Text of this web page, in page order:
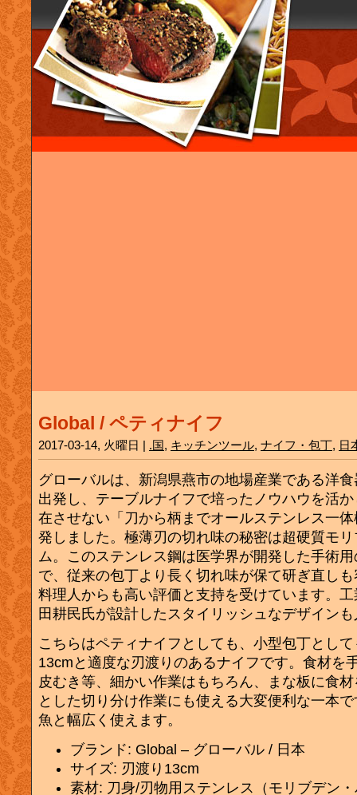
Global / ペティナイフ
2017-03-14, 火曜日 | .国, キッチンツール, ナイフ・包丁, 日
グローバルは、新潟県燕市の地場産業である洋
出発し、テーブルナイフで培ったノウハウを活
在させない「刀から柄までオールステンレス一
発しました。極薄刃の切れ味の秘密は超硬質モ
ム。このステンレス鋼は医学界が開発した手術
で、従来の包丁より長く切れ味が保て研ぎ直し
料理人からも高い評価と支持を受けています。
田耕民氏が設計したスタイリッシュなデザイン
こちらはペティナイフとしても、小型包丁とし
13cmと適度な刃渡りのあるナイフです。食材を
皮むき等、細かい作業はもちろん、まな板に食
とした切り分け作業にも使える大変便利な一本
魚と幅広く使えます。
ブランド: Global – グローバル / 日本
サイズ: 刃渡り13cm
素材: 刀身/刃物用ステンレス（モリブデン